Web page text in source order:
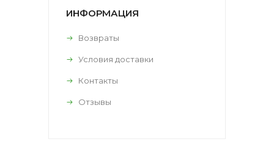
ИНФОРМАЦИЯ
Возвраты
Условия доставки
Контакты
Отзывы